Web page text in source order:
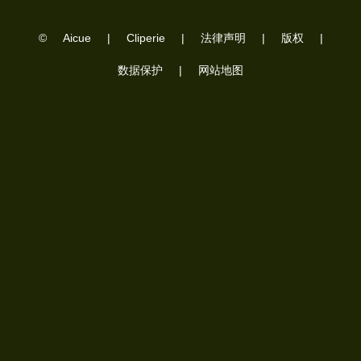
© Aicue | Cliperie | 法律声明 | 版权 |
数据保护 | 网站地图